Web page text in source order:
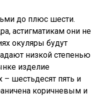
до плюс шести.
астигматикам они не
окуляры будут
низкой степенью
изделие
– шестьдесят пять и
коричневым и